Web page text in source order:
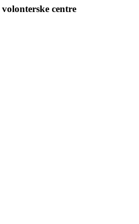
centre